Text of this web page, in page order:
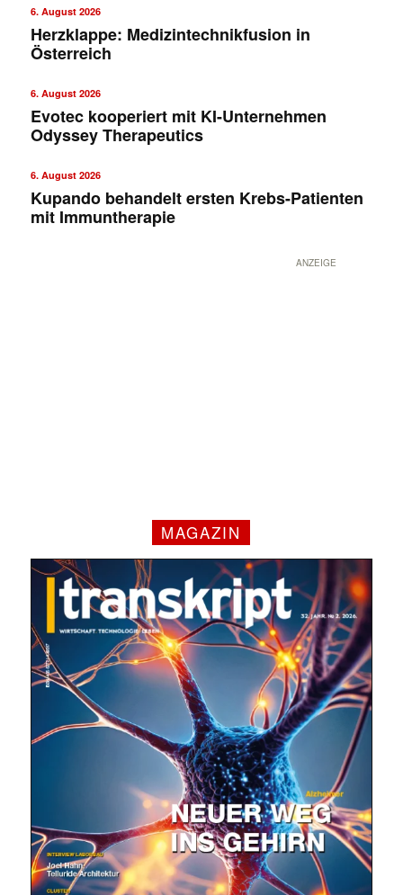
6. August 2026
Herzklappe: Medizintechnikfusion in
Österreich
6. August 2026
Evotec kooperiert mit KI-Unternehmen
Odyssey Therapeutics
6. August 2026
Kupando behandelt ersten Krebs-Patienten
mit Immuntherapie
ANZEIGE
MAGAZIN